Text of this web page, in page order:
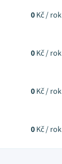
0Kč / rok
0Kč / rok
0Kč / rok
0Kč / rok